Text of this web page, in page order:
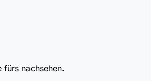
ausgestrahlt wurden.
Dein Link und die Erfahrung hier im Forum
die Folge nur in 1280x720 an und somit
fürs nachsehen.